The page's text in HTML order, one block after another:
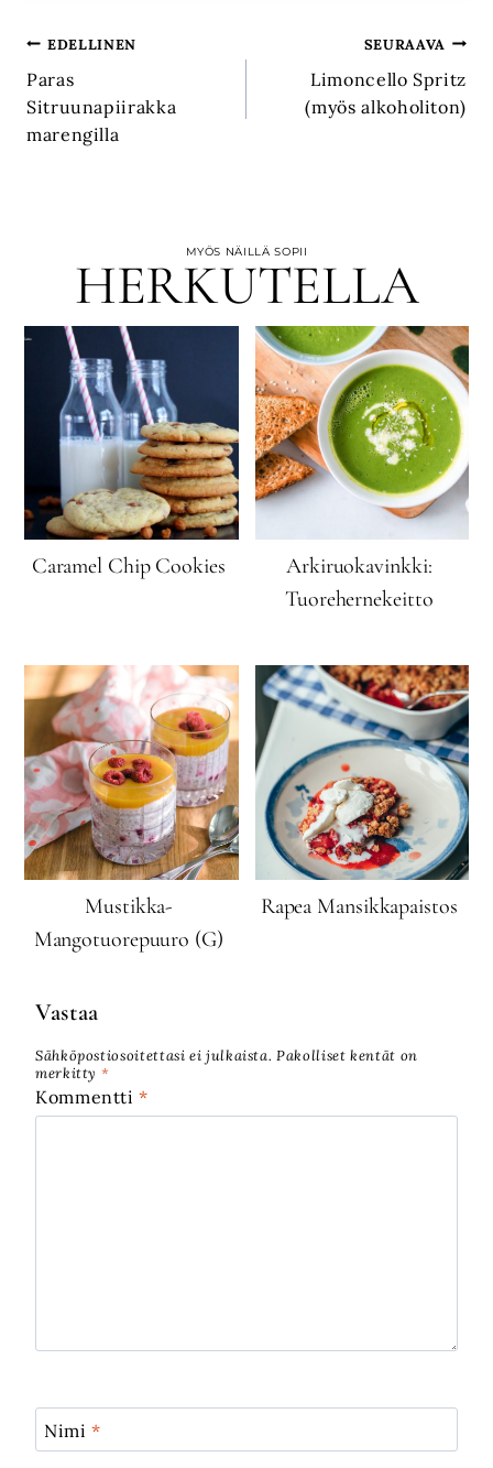
Artikkelien
selaus
EDELLINEN
Paras
Sitruunapiirakka
marengilla
SEURAAVA
Limoncello Spritz
(myös alkoholiton)
MYÖS NÄILLÄ SOPII
HERKUTELLA
Caramel Chip Cookies
Arkiruokavinkki:
Tuorehernekeitto
Mustikka-
Mangotuorepuuro (G)
Rapea Mansikkapaistos
Vastaa
Sähköpostiosoitettasi ei julkaista. Pakolliset kentät on
merkitty *
Kommentti*
Nimi*